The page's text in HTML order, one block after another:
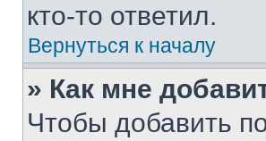
кто-то ответил.
Вернуться к началу
» Как мне
Чтобы добавить